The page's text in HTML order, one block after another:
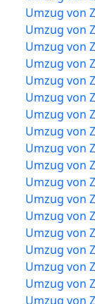
Umzug von
Umzug von
Umzug von
Umzug von
Umzug von
Umzug von
Umzug von
Umzug von
Umzug von
Umzug von
Umzug von
Umzug von
Umzug von
Umzug von
Umzug von
Umzug von
Umzug von
Umzug von